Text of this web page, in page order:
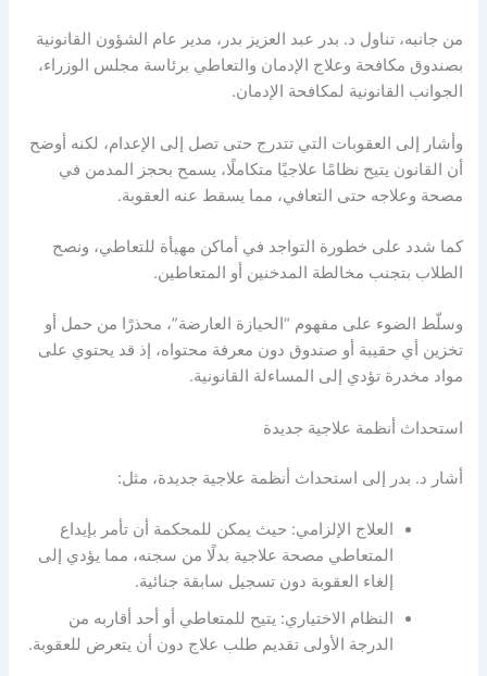
من جانبه، تناول د. بدر عبد العزيز بدر، مدير عام الشؤون القانونية
بصندوق مكافحة وعلاج الإدمان والتعاطي برئاسة مجلس الوزراء،
الجوانب القانونية لمكافحة الإدمان.
وأشار إلى العقوبات التي تتدرج حتى تصل إلى الإعدام، لكنه أوضح
أن القانون يتيح نظامًا علاجيًا متكاملًا، يسمح بحجز المدمن في
مصحة وعلاجه حتى التعافي، مما يسقط عنه العقوبة.
كما شدد على خطورة التواجد في أماكن مهيأة للتعاطي، ونصح
الطلاب بتجنب مخالطة المدخنين أو المتعاطين.
وسلّط الضوء على مفهوم “الحيازة العارضة”، محذرًا من حمل أو
تخزين أي حقيبة أو صندوق دون معرفة محتواه، إذ قد يحتوي على
مواد مخدرة تؤدي إلى المساءلة القانونية.
استحداث أنظمة علاجية جديدة
أشار د. بدر إلى استحداث أنظمة علاجية جديدة، مثل:
العلاج الإلزامي: حيث يمكن للمحكمة أن تأمر بإيداع
المتعاطي مصحة علاجية بدلًا من سجنه، مما يؤدي إلى
إلغاء العقوبة دون تسجيل سابقة جنائية.
النظام الاختياري: يتيح للمتعاطي أو أحد أقاربه من
الدرجة الأولى تقديم طلب علاج دون أن يتعرض للعقوبة.